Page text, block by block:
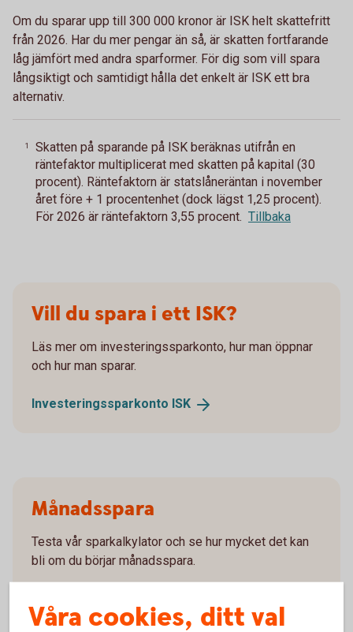
Om du sparar upp till 300 000 kronor är ISK helt skattefritt
från 2026. Har du mer pengar än så, är skatten fortfarande
låg jämfört med andra sparformer. För dig som vill spara
långsiktigt och samtidigt hålla det enkelt är ISK ett bra
alternativ.
1
Skatten på sparande på ISK beräknas utifrån en
räntefaktor multiplicerat med skatten på kapital (30
procent). Räntefaktorn är statslåneräntan i november
året före + 1 procentenhet (dock lägst 1,25 procent).
För 2026 är räntefaktorn 3,55 procent. Tillbaka
Vill du spara i ett ISK?
Läs mer om investeringssparkonto, hur man öppnar
och hur man sparar.
Investeringssparkonto ISK
Månadsspara
Testa vår sparkalkylator och se hur mycket det kan
bli om du börjar månadsspara.
Våra cookies, ditt val